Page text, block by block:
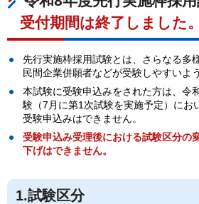
受付期間は終了しました。
先行実施枠採用試験とは、さらなる多
民間企業併願者などが受験しやすいよ
本試験に受験申込みをされた方は、令
験（7月に第1次試験を実施予定）にお
受験申込みはできません。
受験申込み受理後における試験区分の
下げはできません。
1.試験区分